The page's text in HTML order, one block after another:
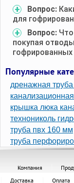
Вопрос:
для
Вопрос:
покупая
гофрированных
Популярные
дренажная
крышка люка
технониколь
труба пвх 160 мм
труба
Компания
Доставка
Оплата